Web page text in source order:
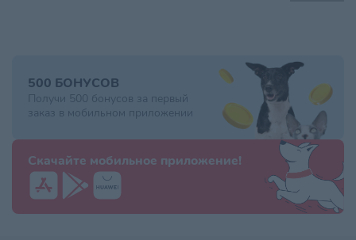
500 БОНУСОВ
Получи 500 бонусов за первый
заказ в мобильном приложении
Скачайте мобильное приложение!